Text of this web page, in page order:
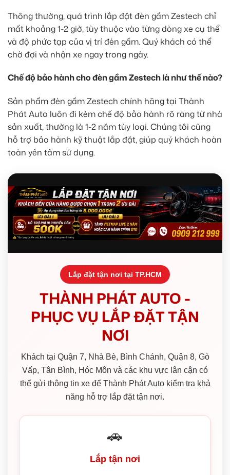
Thông thường, quá trình lắp đặt đèn gầm Zestech chỉ
mất khoảng 1-2 giờ, tùy thuộc vào từng dòng xe cụ thể
và độ phức tạp của vị trí đèn gầm. Quý khách có thể
chờ đợi và nhận xe ngay trong ngày.
Chế độ bảo hành cho đèn gầm Zestech là như thế nào?
Sản phẩm đèn gầm Zestech chính hãng tại Thành
Phát Auto luôn đi kèm chế độ bảo hành rõ ràng từ nhà
sản xuất, thường là 1-2 năm tùy loại. Chúng tôi cũng
hỗ trợ bảo hành kỹ thuật lắp đặt, giúp quý khách hoàn
toàn yên tâm sử dụng.
Lắp đặt tận nơi tại TP.HCM
THÀNH PHÁT AUTO -
PHỤC VỤ LẮP ĐẶT TẬN
NƠI
Khách tại Quận 7, Nhà Bè, Bình Chánh, Quận 8, Gò
Vấp, Tân Bình, Hóc Môn và các khu vực lân cận có
thể gửi thông tin xe để Thành Phát Auto kiểm tra khả
năng hỗ trợ lắp đặt tận nơi.
🚗
Lắp tận nơi